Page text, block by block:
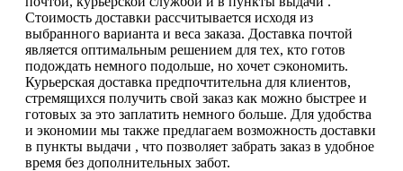
Стоимость доставки рассчитывается исходя из
выбранного варианта и веса заказа. Доставка почтой
является оптимальным решением для тех, кто готов
подождать немного подольше, но хочет сэкономить.
Курьерская доставка предпочтительна для клиентов,
стремящихся получить свой заказ как можно быстрее и
готовых за это заплатить немного больше. Для удобства
и экономии мы также предлагаем возможность доставки
в пункты выдачи , что позволяет забрать заказ в удобное
время без дополнительных забот.